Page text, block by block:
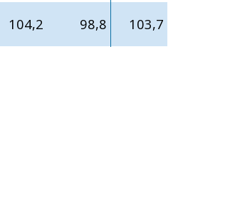
104,2 98,8 103,7